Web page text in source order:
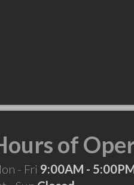
of
- Fri 9:00AM -